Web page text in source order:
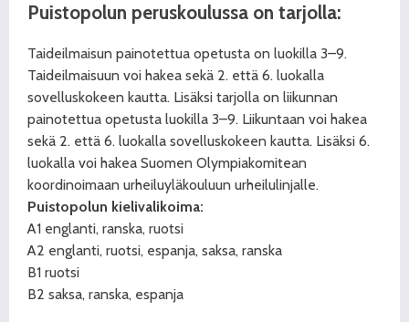
Puistopolun peruskoulussa on tarjolla:
Taideilmaisun painotettua opetusta on luokilla 3–9.
Taideilmaisuun voi hakea sekä 2. että 6. luokalla
sovelluskokeen kautta. Lisäksi tarjolla on liikunnan
painotettua opetusta luokilla 3–9. Liikuntaan voi hakea
sekä 2. että 6. luokalla sovelluskokeen kautta. Lisäksi 6.
luokalla voi hakea Suomen Olympiakomitean
koordinoimaan urheiluyläkouluun urheilulinjalle.
Puistopolun kielivalikoima:
A1 englanti, ranska, ruotsi
A2 englanti, ruotsi, espanja, saksa, ranska
B1 ruotsi
B2 saksa, ranska, espanja